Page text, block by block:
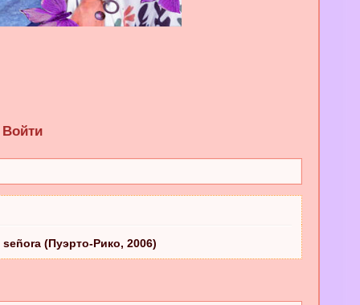
Войти
(Пуэрто-Рико, 2006)